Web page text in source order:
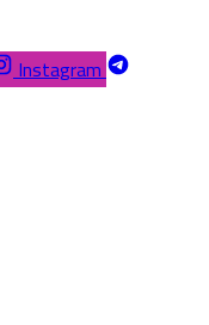
Instagram